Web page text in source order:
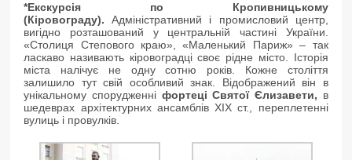
*Екскурсія по Кропивницькому
(Кіровограду). Адміністративний і промисловий центр,
вигідно розташований у центральній частині України.
«Столиця Степового краю», «Маленький Париж» – так
ласкаво називають кіровоградці своє рідне місто. Історія
міста налічує не одну сотню років. Кожне століття
залишило тут свій особливий знак. Відображений він в
унікальному спорудженні фортеці Святої Єлизавети, в
шедеврах архітектурних ансамблів XIX ст., переплетенні
вулиць і провулків.